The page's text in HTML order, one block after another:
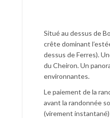
Situé au dessus de
crête dominant
dessus de Ferres).
du Cheiron. Un
environnantes.
Le paiement de la
avant la randonnée
(virement